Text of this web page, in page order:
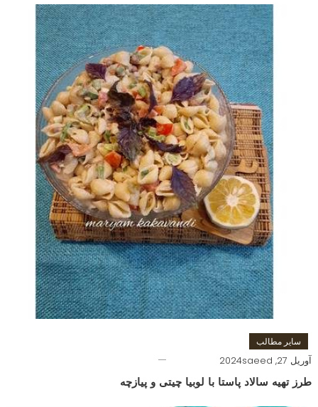
سایر مطالب
آوریل 27, 2024 saeed
طرز تهیه سالاد پاستا با لوبیا چیتی و پیازچه